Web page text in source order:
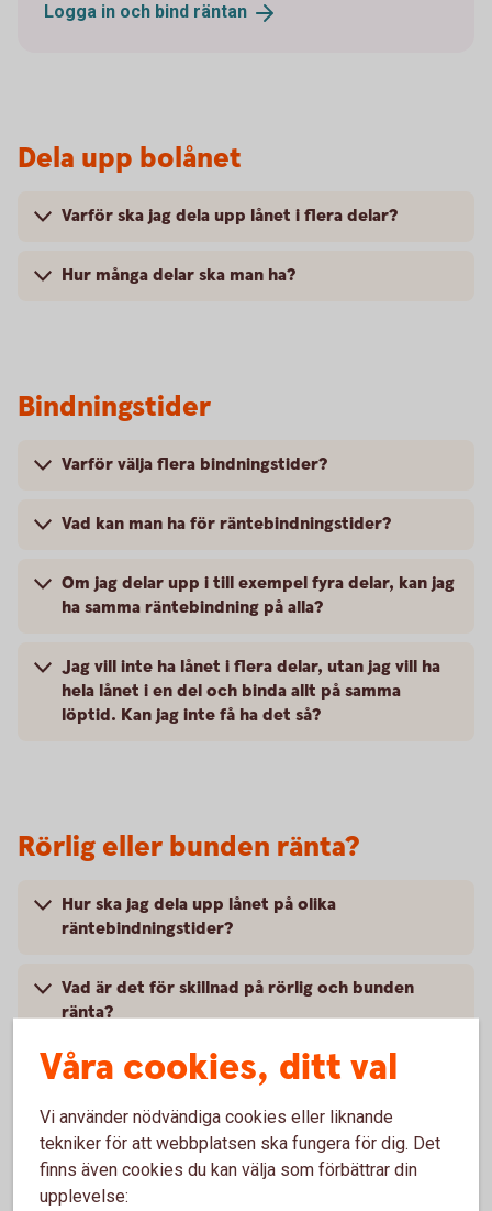
Logga in och bind räntan
Dela upp bolånet
Varför ska jag dela upp lånet i flera delar?
Hur många delar ska man ha?
Bindningstider
Varför välja flera bindningstider?
Vad kan man ha för räntebindningstider?
Om jag delar upp i till exempel fyra delar, kan jag
ha samma räntebindning på alla?
Jag vill inte ha lånet i flera delar, utan jag vill ha
hela lånet i en del och binda allt på samma
löptid. Kan jag inte få ha det så?
Rörlig eller bunden ränta?
Hur ska jag dela upp lånet på olika
räntebindningstider?
Vad är det för skillnad på rörlig och bunden
ränta?
Är inte rörlig ränta alltid mest fördelaktig?
Våra cookies, ditt val
Vi använder nödvändiga cookies eller liknande
tekniker för att webbplatsen ska fungera för dig. Det
finns även cookies du kan välja som förbättrar din
upplevelse: